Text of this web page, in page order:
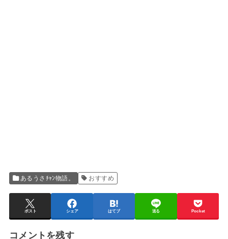
あるうさﾁｬﾝ物語。 おすすめ
ポスト シェア はてブ 送る Pocket
コメントを残す